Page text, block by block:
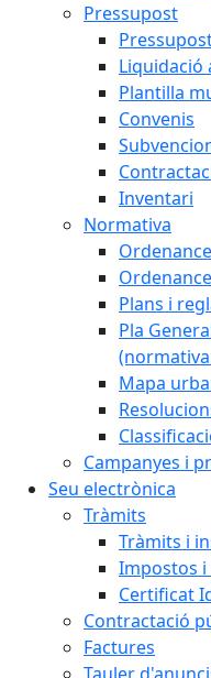
Pressupost
Liquidació
Plantilla
Convenis
Inventari
Normativa
Plans i
Pla
Mapa
Campanyes i
Seu electrònica
Tràmits
Tràmits i
Impostos i
Certificat
Contractació
Factures